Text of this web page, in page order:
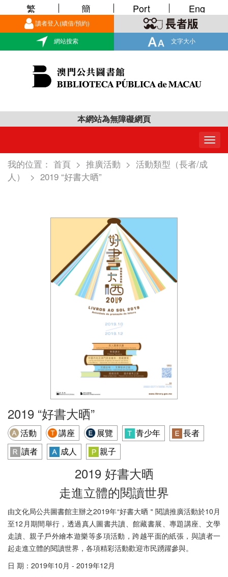
讀者登入(續借/預約)
網站搜索 文字大小
繁 簡 Port Eng
本網站為無障礙網頁
我的位置： 首頁 > 推廣活動 > 活動類型（長者/成
人）
> 2019 “好書大晒”
2019 “好書大晒”
活動 講座 展覽 青少年
長者
讀者
成人 親子
2019 好書大晒
走進立體的閱讀世界
由文化局公共圖書館主辦之2019年“好書大晒＂閱讀推廣活動於10月
至12月期間舉行，透過真人圖書共讀、館藏書展、專題講座、文學
走讀、親子戶外繪本遊樂等多項活動，跨越平面的紙張，與讀者一
起走進立體的閱讀世界，各項精彩活動歡迎市民踴躍參與。
日 期：2019年10月 - 2019年12月